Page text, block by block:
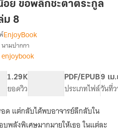
ย ขอพลิกชะตาตระกูล
ม 8
เรื่อง [จบ]
หมี่
เป่า
ยอด
หมอดู
ตัว
น้อย
ขอ
EnjoyBook
นามปากกา
enjoybook
1.29K
ยอดวิว
PDF/EPUB
ประเภทไฟล์
9 เม
วันที่
อด แต่กลับได้พบอาจารย์ลึกลับใน
พลังพิเศษมากมายให้เธอ ในแต่ละ